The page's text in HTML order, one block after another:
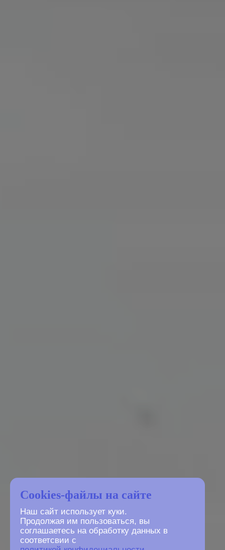
Cookies-файлы на сайте
Наш сайт использует куки.
Продолжая им пользоваться, вы
соглашаетесь на обработку данных в
соответсвии с